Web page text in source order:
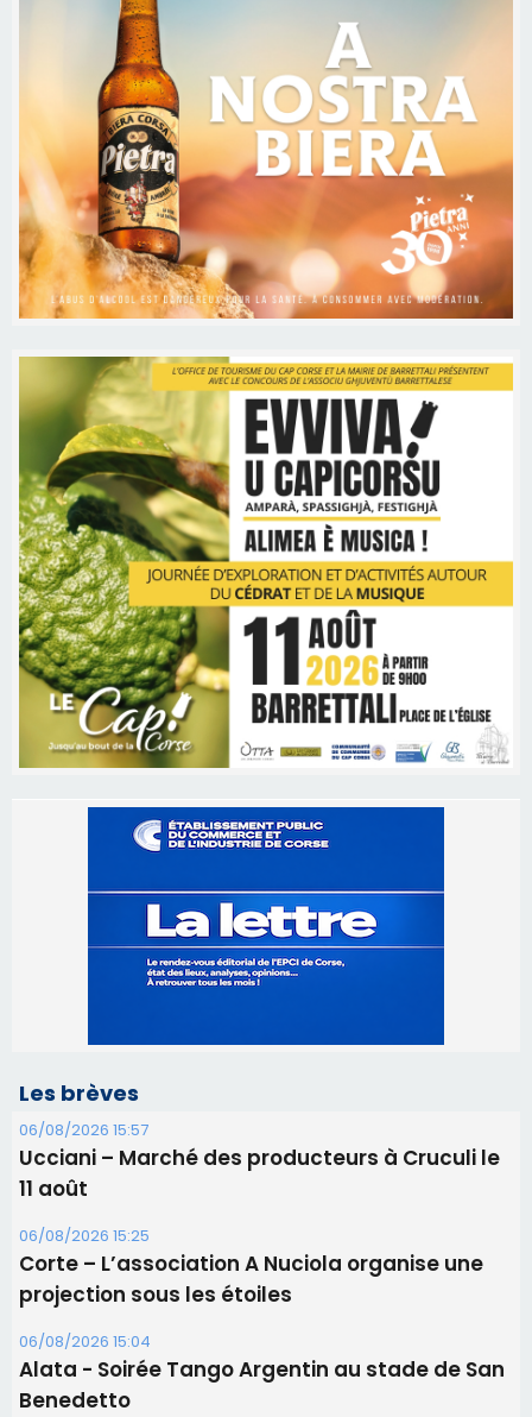
Les brèves
06/08/2026 15:57
Ucciani – Marché des producteurs à Cruculi le
11 août
06/08/2026 15:25
Corte – L’association A Nuciola organise une
projection sous les étoiles
06/08/2026 15:04
Alata - Soirée Tango Argentin au stade de San
Benedetto